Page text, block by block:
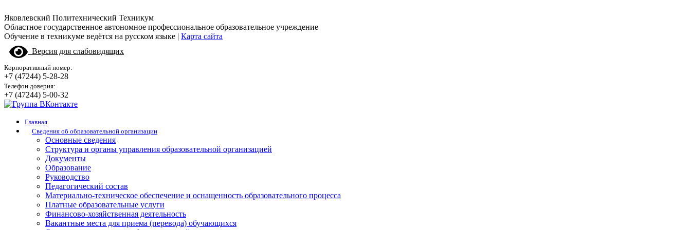
Яковлевский Политехнический Техникум
Областное государственное автономное профессиональное образовательное учреждение
Обучение в техникуме ведётся на русском языке | Карта сайта
Версия для слабовидящих
Корпоративный номер:
+7 (47244) 5-28-28
Телефон доверия:
+7 (47244) 5-00-32
Главная
Сведения об образовательной организации
Основные сведения
Структура и органы управления образовательной организацией
Документы
Образование
Руководство
Педагогический состав
Материально-техническое обеспечение и оснащенность образовательного процесса
Платные образовательные услуги
Финансово-хозяйственная деятельность
Вакантные места для приема (перевода) обучающихся